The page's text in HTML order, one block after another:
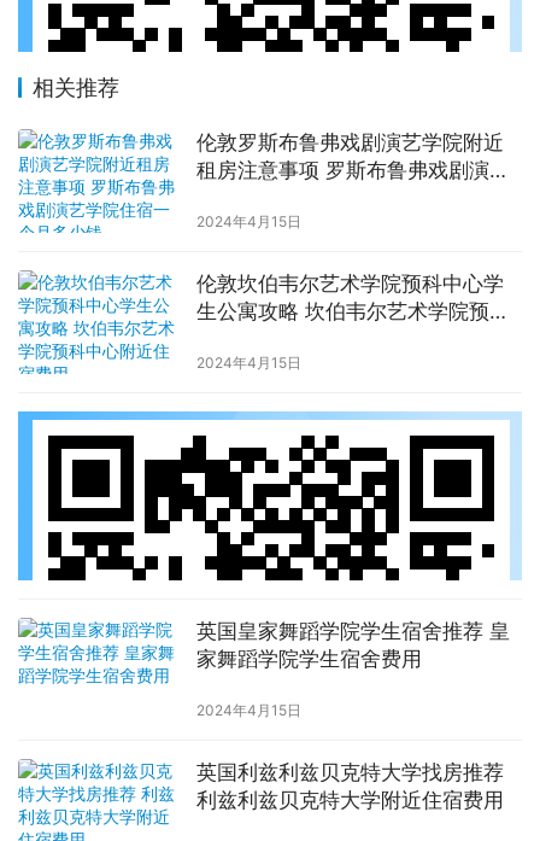
相关推荐
伦敦罗斯布鲁弗戏剧演艺学院附近
租房注意事项 罗斯布鲁弗戏剧演艺
2024年4月15日
伦敦坎伯韦尔艺术学院预科中心学
生公寓攻略 坎伯韦尔艺术学院预科
2024年4月15日
英国皇家舞蹈学院学生宿舍推荐 皇
家舞蹈学院学生宿舍费用
2024年4月15日
英国利兹利兹贝克特大学找房推荐
利兹利兹贝克特大学附近住宿费用